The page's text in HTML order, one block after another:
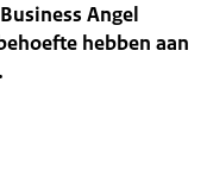
Angel
hebben aan